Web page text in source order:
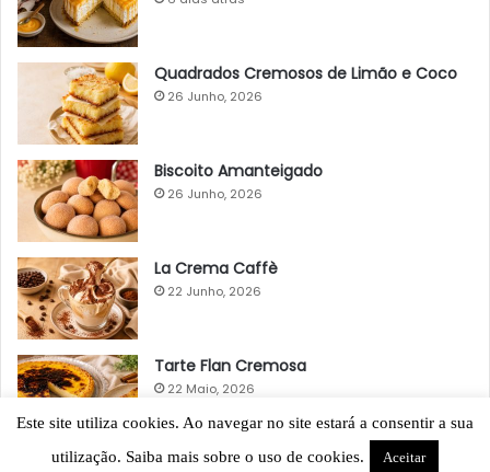
Quadrados Cremosos de Limão e Coco
26 Junho, 2026
Biscoito Amanteigado
26 Junho, 2026
La Crema Caffè
22 Junho, 2026
Tarte Flan Cremosa
22 Maio, 2026
Este site utiliza cookies. Ao navegar no site estará a consentir a sua
utilização. Saiba mais sobre o uso de cookies.
Aceitar